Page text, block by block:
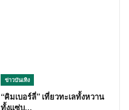
ข่าวบันเทิง
“คิมเบอร์ลี่” เที่ยวทะเลทั้งหวาน
ทั้งแซ่บ…